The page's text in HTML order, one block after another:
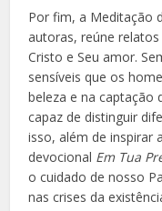
Por fim, a Meditação
autoras, reúne
Cristo e Seu amor.
sensíveis que os
beleza e na captação
capaz de distinguir
isso, além de inspirar
devocional Em Tua
o cuidado de nosso
nas crises da